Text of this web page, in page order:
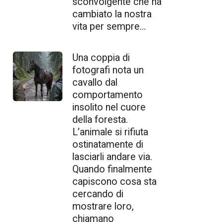
cambiato la nostra
vita per sempre…
Una coppia di
fotografi nota un
cavallo dal
comportamento
insolito nel cuore
della foresta.
L’animale si rifiuta
ostinatamente di
lasciarli andare via.
Quando finalmente
capiscono cosa sta
cercando di
mostrare loro,
chiamano